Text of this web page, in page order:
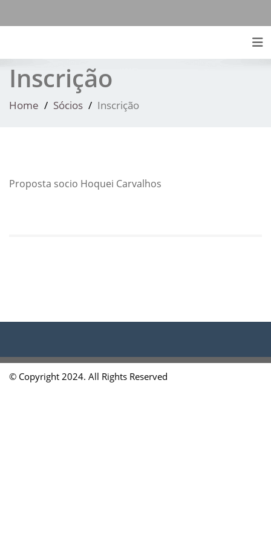
Inscrição
Home Sócios Inscrição
Proposta socio Hoquei Carvalhos
© Copyright 2024. All Rights Reserved